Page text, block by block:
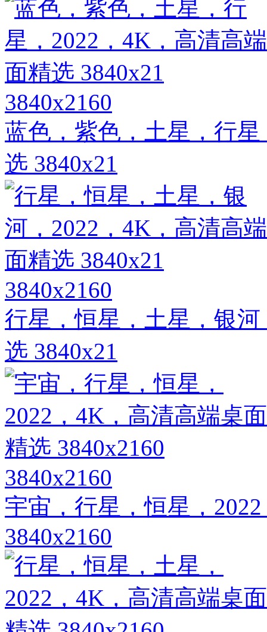
3840x2160
蓝色，紫色，土星，行
选 3840x21
3840x2160
行星，恒星，土星，银
选 3840x21
3840x2160
宇宙，行星，恒星，
3840x2160